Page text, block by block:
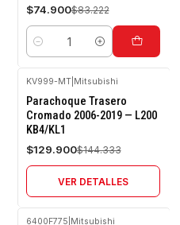
$74.900$83.222
Cantidad
-10%
OFF
Agotado
KV999-MT| Mitsubishi
Parachoque Trasero
Cromado 2006-2019 — L200
KB4/KL1
$129.900$144.333
VER DETALLES
6400F775 Mitsubishi